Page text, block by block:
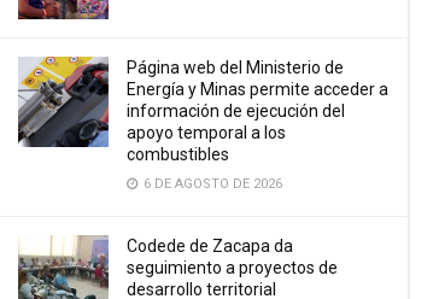
Página web del Ministerio de
Energía y Minas permite acceder a
información de ejecución del
apoyo temporal a los
combustibles
6 DE AGOSTO DE 2026
Codede de Zacapa da
seguimiento a proyectos de
desarrollo territorial